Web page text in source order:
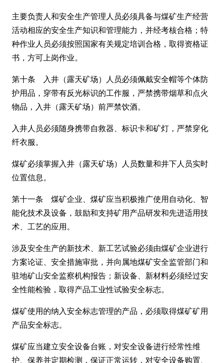
主要负责人和安全生产管理人员必须具备与煤矿生产经营
活动相应的安全生产知识和管理能力，并经考核合格；特
种作业人员必须按照国家有关规定培训合格，取得资格证
书，方可上岗作业。
第十条 入井（露天矿场）人员必须佩戴安全帽等个体防
护用品，穿带有反光标识的工作服，严禁携带烟草和点火
物品，入井（露天矿场）前严禁饮酒。
入井人员必须随身携带自救器、标识卡和矿灯，严禁穿化
纤衣服。
煤矿必须掌握入井（露天矿场）人员数量和井下人员实时
位置信息。
第十一条 煤矿企业、煤矿应当积极推广使用自动化、智
能化技术及设备，鼓励和支持矿用产品研发和先进适用技
术、工艺的应用。
涉及安全生产的新技术、新工艺试验必须由煤矿企业进行
方案论证、安全措施审批，并向属地煤矿安全监管部门和
驻地矿山安全监察机构报告；新设备、新材料必须经过安
全性能检验，取得产品工业性试验安全标志。
煤矿使用的纳入安全标志管理的产品，必须取得煤矿矿用
产品安全标志。
煤矿应当建立安全设备台账，对安全设备进行经常性维
护、保养并定期检测，保证正常运转，对安全设备购置、